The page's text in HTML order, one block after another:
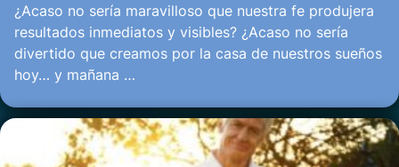
¿Acaso no sería maravilloso que nuestra fe produjera
resultados inmediatos y visibles? ¿Acaso no sería
divertido que creamos por la casa de nuestros sueños
hoy… y mañana …